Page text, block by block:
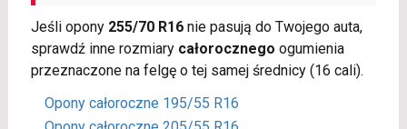
Jeśli opony 255/70 R16nie pasują do Twojego auta,
sprawdź inne rozmiary całorocznego ogumienia
przeznaczone na felgę o tej samej średnicy (16 cali).
Opony całoroczne 195/55 R16